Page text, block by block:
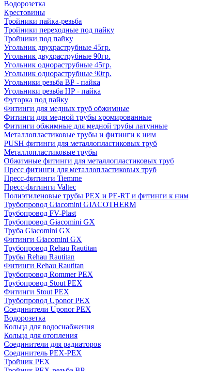
Водорозетка
Крестовины
Тройники пайка-резьба
Тройники переходные под пайку
Тройники под пайку
Угольник двухраструбные 45гр.
Угольник двухраструбные 90гр.
Угольник однораструбные 45гр.
Угольник однораструбные 90гр.
Угольники резьба ВР - пайка
Угольники резьба НР - пайка
Футорка под пайку
Фитинги для медных труб обжимные
Фитинги для медной трубы хромированные
Фитинги обжимные для медной трубы латунные
Металлопластиковые трубы и фитинги к ним
PUSH фитинги для металлопластиковых труб
Металлопластиковые трубы
Обжимные фитинги для металлопластиковых труб
Пресс фитинги для металлопластиковых труб
Пресс-фитинги Tiemme
Пресс-фитинги Valtec
Полиэтиленовые трубы PEX и PE-RT и фитинги к ним
Трубопровод Giacomini GIACOTHERM
Трубопровод FV-Plast
Трубопровод Giacomini GX
Труба Giacomini GX
Фитинги Giacomini GX
Трубопровод Rehau Rautitan
Трубы Rehau Rautitan
Фитинги Rehau Rautitan
Трубопровод Rommer PEX
Трубопровод Stout PEX
Фитинги Stout PEX
Трубопровод Uponor PEX
Соединители Uponor PEX
Водорозетка
Кольца для водоснабжения
Кольца для отопления
Соединители для радиаторов
Соединитель PEX-PEX
Тройник PEX